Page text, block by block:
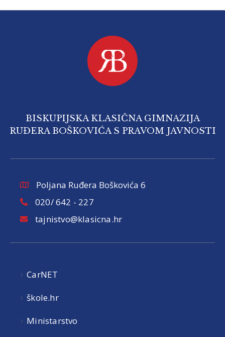
BISKUPIJSKA KLASIČNA GIMNAZIJA
RUĐERA BOŠKOVIĆA S PRAVOM JAVNOSTI
Poljana Ruđera Boškovića 6
020/ 642 - 227
tajnistvo@klasicna.hr
CarNET
škole.hr
Ministarstvo